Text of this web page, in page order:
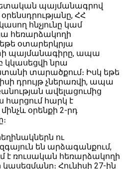
պայմանագրով
ՀՀ
հնչյունը կամ
հեռարձակողի
եթե օտարերկրյա
պայմանագիրը, ապա
նրա
տարածքում։ Իսկ եթե
դրույթ չներառվի, ապա
ավելացումից
հարցում հարկ է
օրենքի 2-րդ
ու
են արձագանքում,
է ռուսական հեռարձակողի
Հունիսի 27-ին